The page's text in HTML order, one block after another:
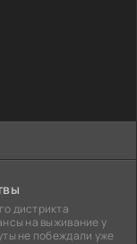
дистрикта
на выживание у
не побеждали уже